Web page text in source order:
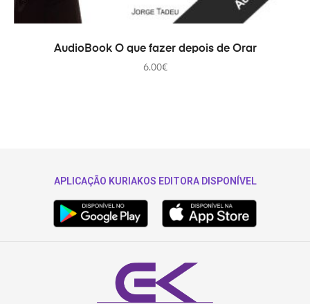
ADICIONAR
AudioBook O que fazer depois de Orar
6.00€
APLICAÇÃO KURIAKOS EDITORA DISPONÍVEL